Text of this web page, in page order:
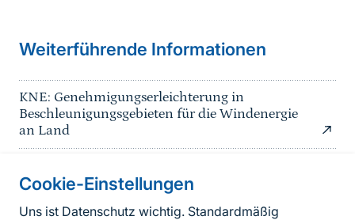
Cookie-Einstellungen
Uns ist Datenschutz wichtig. Standardmäßig
Weiterführende Informationen
KNE: Genehmigungserleichterung in
Beschleunigungsgebieten für die Windenergie
an Land
Informationen zur Seite